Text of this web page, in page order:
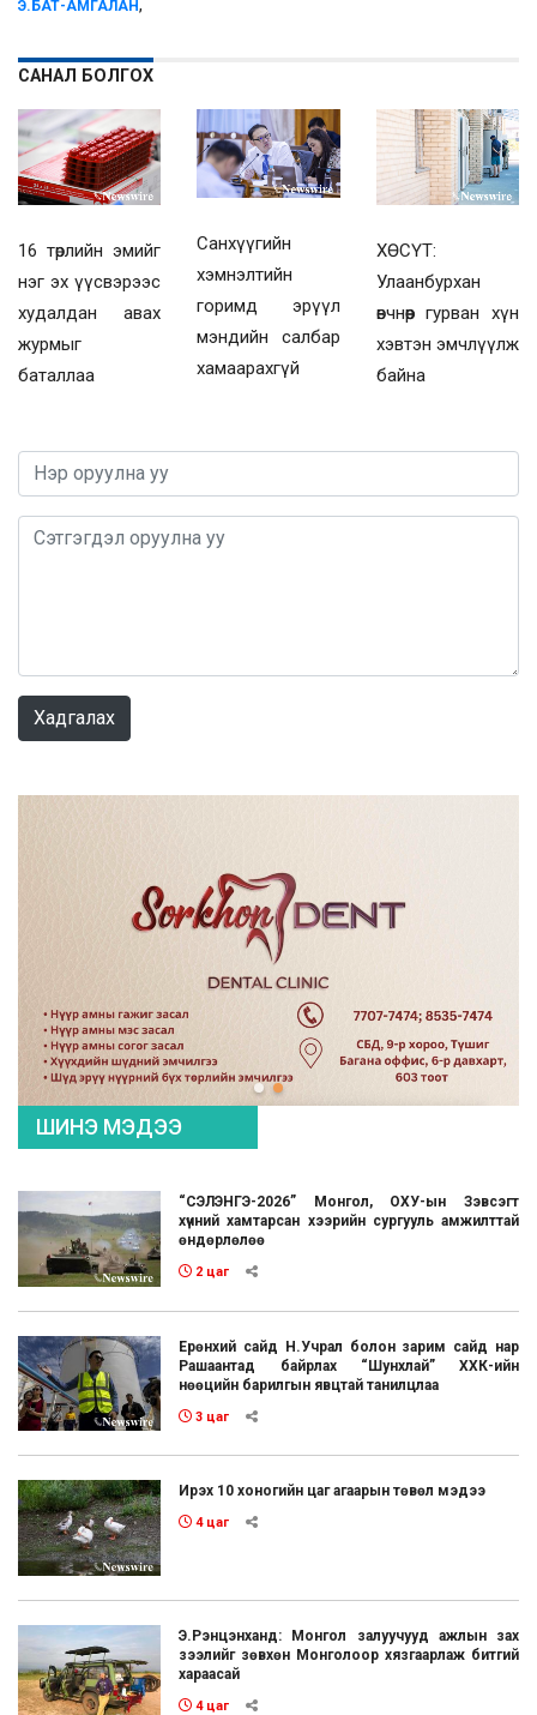
Э.БАТ-АМГАЛАН,
САНАЛ БОЛГОХ
16 төрлийн эмийг
нэг эх үүсвэрээс
худалдан авах
журмыг
баталлаа
Санхүүгийн
хэмнэлтийн
горимд эрүүл
мэндийн салбар
хамаарахгүй
ХӨСҮТ:
Улаанбурхан
өвчнөөр гурван хүн
хэвтэн эмчлүүлж
байна
Хадгалах
ШИНЭ МЭДЭЭ
“СЭЛЭНГЭ-2026” Монгол, ОХУ-ын Зэвсэгт
хүчний хамтарсан хээрийн сургууль амжилттай
өндөрлөлөө
2 цаг
Ерөнхий сайд Н.Учрал болон зарим сайд нар
Рашаантад байрлах “Шунхлай” ХХК-ийн
нөөцийн барилгын явцтай танилцлаа
3 цаг
Ирэх 10 хоногийн цаг агаарын төвөл мэдээ
4 цаг
Э.Рэнцэнханд: Монгол залуучууд ажлын зах
зээлийг зөвхөн Монголоор хязгаарлаж битгий
хараасай
4 цаг